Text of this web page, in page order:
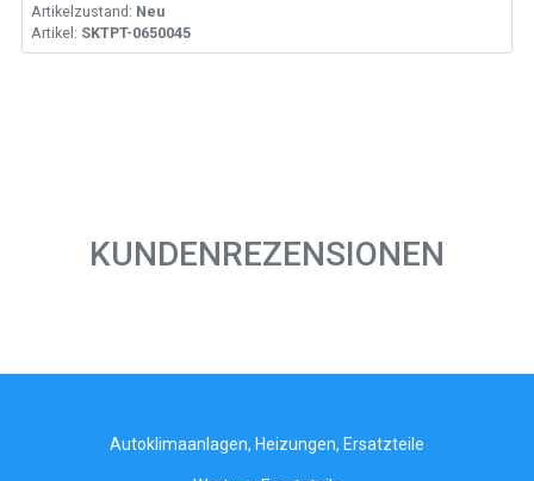
Artikelzustand: Neu
Artikel: SKTPT-0650045
KUNDENREZENSIONEN
Autoklimaanlagen, Heizungen, Ersatzteile